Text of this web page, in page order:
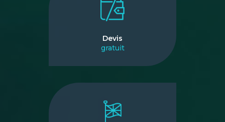
Devis
gratuit